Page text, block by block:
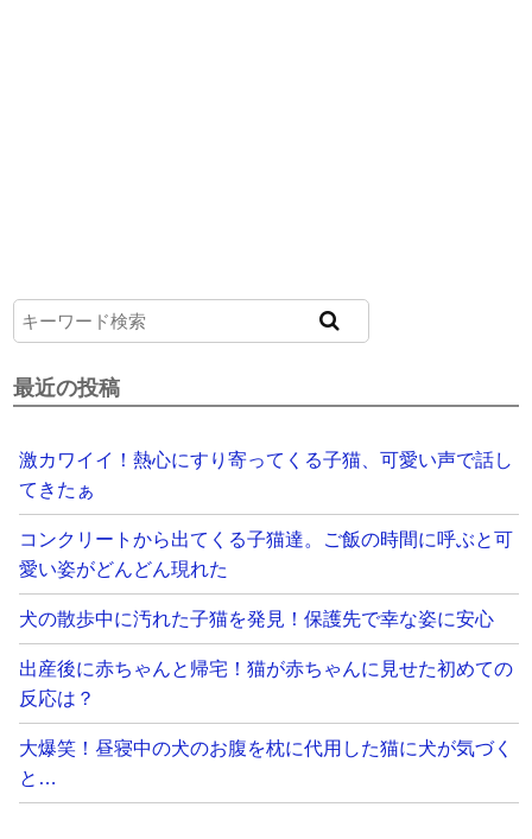
最近の投稿
激カワイイ！熱心にすり寄ってくる子猫、可愛い声で話し
てきたぁ
コンクリートから出てくる子猫達。ご飯の時間に呼ぶと可
愛い姿がどんどん現れた
犬の散歩中に汚れた子猫を発見！保護先で幸な姿に安心
出産後に赤ちゃんと帰宅！猫が赤ちゃんに見せた初めての
反応は？
大爆笑！昼寝中の犬のお腹を枕に代用した猫に犬が気づく
と…